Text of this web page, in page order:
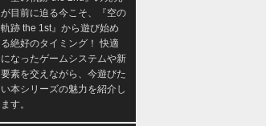
が目前に迫る今こそ、『空の
軌跡 the 1st』から遊び始め
る絶好のタイミング！ 快適
になったゲームシステムや新
要素を交えながら、今遊びた
い本シリーズの魅力を紹介し
ます。